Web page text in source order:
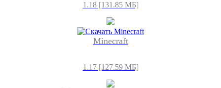
1.18 [131.85 МБ]
Minecraft
1.17 [127.59 МБ]